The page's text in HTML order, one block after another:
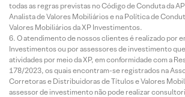
todas as regras previstas no Código de Conduta da
Analista de Valores Mobiliários e na Política de
Valores Mobiliários da XP Investimentos.
O atendimento de nossos clientes é realizado por
Investimentos ou por assessores de investimento
atividades por meio da XP, em conformidade com a
178/2023, os quais encontram-se registrados na
Corretoras e Distribuidoras de Títulos e Valores
assessor de investimento não pode realizar